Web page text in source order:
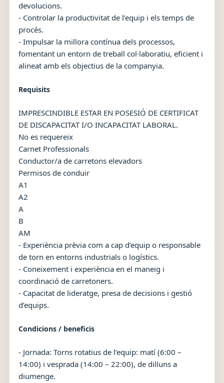
devolucions.
- Controlar la productivitat de l’equip i els temps de
procés.
- Impulsar la millora contínua dels processos,
fomentant un entorn de treball col·laboratiu, eficient i
alineat amb els objectius de la companyia.
Requisits
IMPRESCINDIBLE ESTAR EN POSESIÓ DE CERTIFICAT
DE DISCAPACITAT I/O INCAPACITAT LABORAL.
No es requereix
Carnet Professionals
Conductor/a de carretons elevadors
Permisos de conduir
A1
A2
A
B
AM
- Experiència prèvia com a cap d’equip o responsable
de torn en entorns industrials o logístics.
- Coneixement i experiència en el maneig i
coordinació de carretoners.
- Capacitat de lideratge, presa de decisions i gestió
d’equips.
Condicions / beneficis
- Jornada: Torns rotatius de l’equip: matí (6:00 –
14:00) i vesprada (14:00 – 22:00), de dilluns a
diumenge.